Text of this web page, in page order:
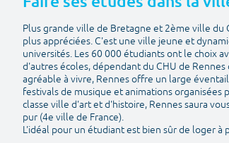
Plus grande ville de Bretagne et 2ème ville du
plus appréciées. C'est une ville jeune et
universités. Les 60 000 étudiants ont le choix
d'autres écoles, dépendant du CHU de
agréable à vivre, Rennes offre un large
festivals de musique et animations
classe ville d'art et d'histoire, Rennes saura
pur (4e ville de France).
L'idéal pour un étudiant est bien sûr de loger